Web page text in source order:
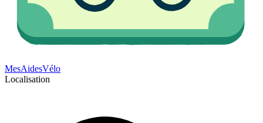
MesAidesVélo
Localisation